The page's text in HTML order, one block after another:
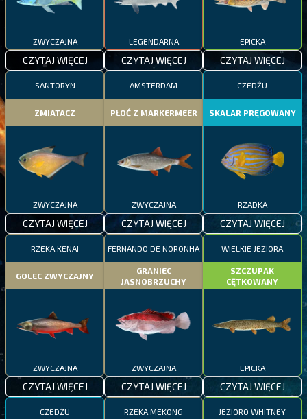
ZWYCZAJNA
CZYTAJ WIĘCEJ
LEGENDARNA
CZYTAJ WIĘCEJ
EPICKA
CZYTAJ WIĘCEJ
SANTORYN
ZMIATACZ
ZWYCZAJNA
CZYTAJ WIĘCEJ
AMSTERDAM
PŁOĆ Z MARKERMEER
ZWYCZAJNA
CZYTAJ WIĘCEJ
CZEDŻU
SKALAR PRĘGOWANY
RZADKA
CZYTAJ WIĘCEJ
RZEKA KENAI
GOLEC ZWYCZAJNY
ZWYCZAJNA
CZYTAJ WIĘCEJ
FERNANDO DE NORONHA
GRANIEC
JASNOBRZUCHY
ZWYCZAJNA
CZYTAJ WIĘCEJ
WIELKIE JEZIORA
SZCZUPAK
CĘTKOWANY
EPICKA
CZYTAJ WIĘCEJ
CZEDŻU RZEKA MEKONG JEZIORO WHITNEY